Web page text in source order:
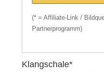
(* = Affiliate-Link /
Partnerprogramm)
Klangschale*